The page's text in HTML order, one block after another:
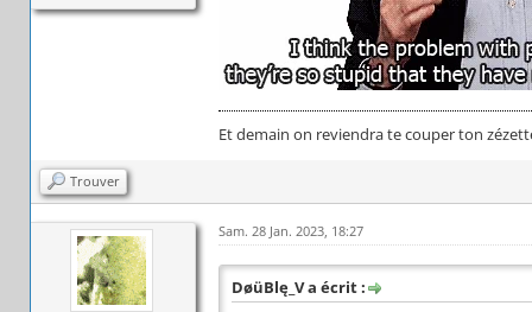
Et demain on reviendra te couper ton
Trouver
Sam. 28 Jan. 2023, 18:27
DøüBlę_V a écrit :